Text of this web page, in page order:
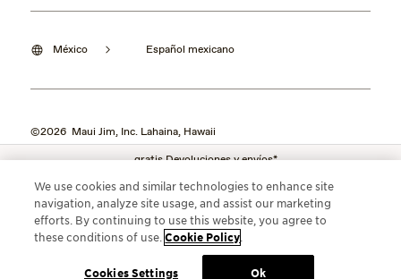
gratis Devoluciones y envíos*
México Español mexicano
©2026 Maui Jim, Inc. Lahaina, Hawaii
We use cookies and similar technologies to enhance site
navigation, analyze site usage, and assist our marketing
efforts. By continuing to use this website, you agree to
these conditions of use.Cookie Policy
Cookies Settings Ok